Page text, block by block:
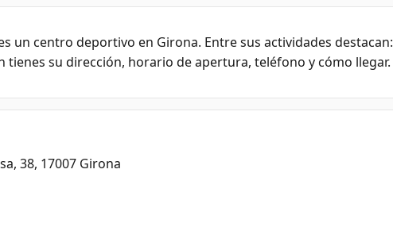
un centro deportivo en Girona. Entre sus actividades destacan:
tienes su dirección, horario de apertura, teléfono y cómo llegar.
38, 17007 Girona